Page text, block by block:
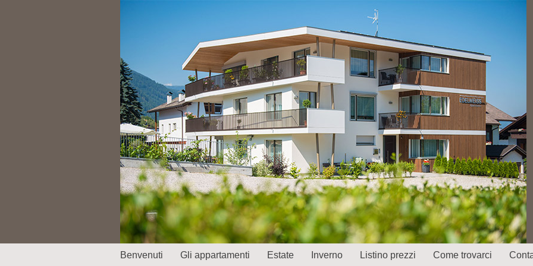
Benvenuti Gli appartamenti Estate Inverno Listino prezzi Come trovarci